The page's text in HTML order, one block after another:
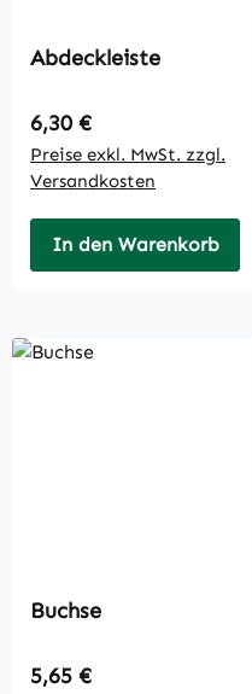
Abdeckleiste
Regulärer Preis:
6,30 €
Preise exkl. MwSt. zzgl.
Versandkosten
In den Warenkorb
Buchse
Regulärer Preis:
5,65 €